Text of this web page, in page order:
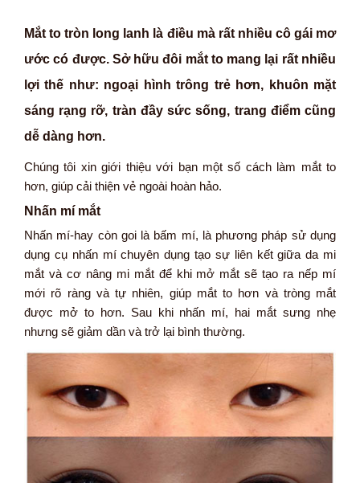
Mắt to tròn long lanh là điều mà rất nhiều cô gái mơ
ước có được. Sở hữu đôi mắt to mang lại rất nhiều
lợi thế như: ngoại hình trông trẻ hơn, khuôn mặt
sáng rạng rỡ, tràn đầy sức sống, trang điểm cũng
dễ dàng hơn.
Chúng tôi xin giới thiệu với bạn một số cách làm mắt to
hơn, giúp cải thiện vẻ ngoài hoàn hảo.
Nhấn mí mắt
Nhấn mí-hay còn goi là bấm mí, là phương pháp sử dụng
dụng cụ nhấn mí chuyên dụng tạo sự liên kết giữa da mi
mắt và cơ nâng mi mắt để khi mở mắt sẽ tạo ra nếp mí
mới rõ ràng và tự nhiên, giúp mắt to hơn và tròng mắt
được mở to hơn. Sau khi nhấn mí, hai mắt sưng nhẹ
nhưng sẽ giảm dần và trở lại bình thường.